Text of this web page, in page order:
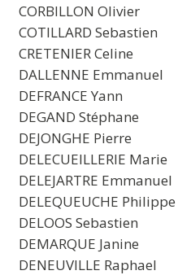
CORBILLON Olivier
COTILLARD Sebastien
CRETENIER Celine
DALLENNE Emmanuel
DEFRANCE Yann
DEGAND Stéphane
DEJONGHE Pierre
DELECUEILLERIE Marie
DELEJARTRE Emmanuel
DELEQUEUCHE Philippe
DELOOS Sebastien
DEMARQUE Janine
DENEUVILLE Raphael